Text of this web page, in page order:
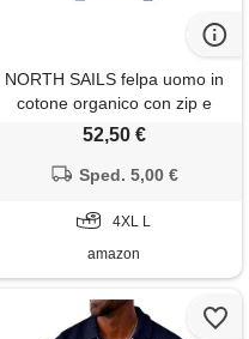
NORTH SAILS felpa uomo in
cotone organico con zip e
patch logo
52,50 €
Sped. 5,00 €
4XL L
amazon